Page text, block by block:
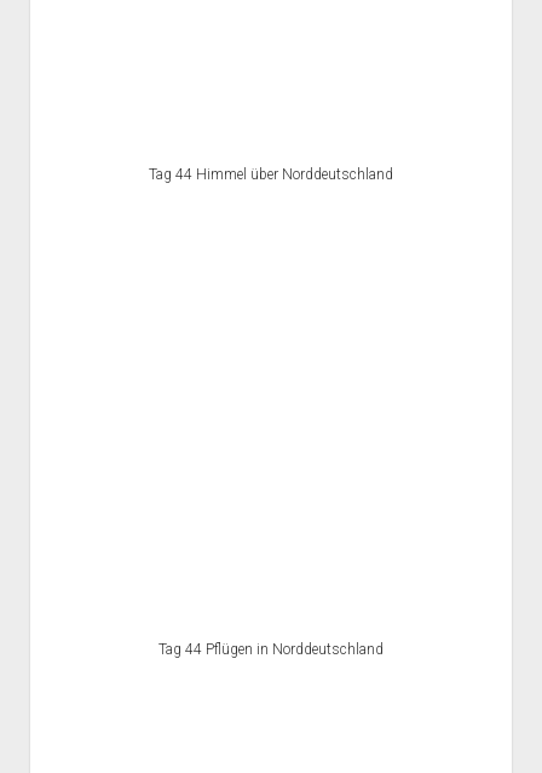
Tag 44 Himmel über Norddeutschland
Tag 44 Pflügen in Norddeutschland